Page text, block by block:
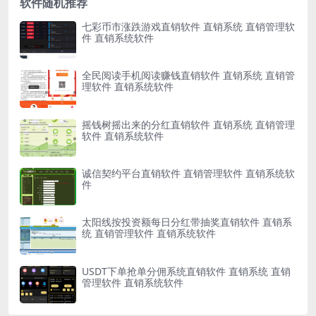
七彩币市涨跌游戏直销软件 直销系统 直销管理软
件 直销系统软件
全民阅读手机阅读赚钱直销软件 直销系统 直销管
理软件 直销系统软件
摇钱树摇出来的分红直销软件 直销系统 直销管理
软件 直销系统软件
诚信契约平台直销软件 直销管理软件 直销系统软
件
太阳线按投资额每日分红带抽奖直销软件 直销系
统 直销管理软件 直销系统软件
USDT下单抢单分佣系统直销软件 直销系统 直销
管理软件 直销系统软件